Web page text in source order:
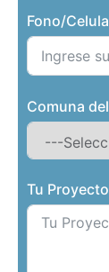
Fono/
Comuna
Tu Proyecto